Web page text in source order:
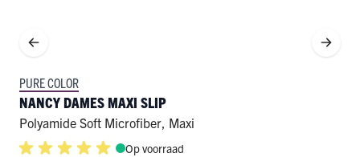
PURE COLOR
NANCY DAMES MAXI SLIP
Polyamide Soft Microfiber, Maxi
Op voorraad